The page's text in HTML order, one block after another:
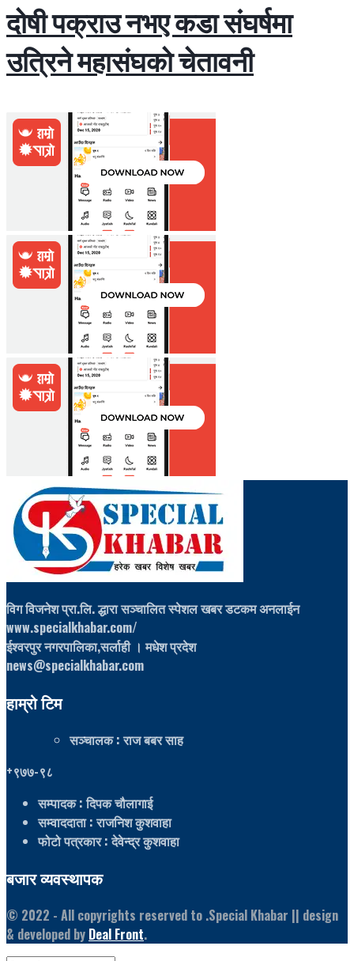
दोषी पक्राउ नभए कडा संघर्षमा
उत्रिने महासंघको चेतावनी
विग विजनेश प्रा.लि. द्धारा सञ्चालित स्पेशल खबर डटकम अनलाईन
www.specialkhabar.com/
ईश्‍वरपुर नगरपालिका,सर्लाही । मधेश प्रदेश
news@specialkhabar.com
हाम्रो टिम
सञ्चालक: राज बबर साह
+९७७-९८
सम्पादक: दिपक चौलागाई
सम्वाददाता: राजनिश कुशवाहा
फोटो पत्रकार: देवेन्द्र कुशवाहा
बजार व्यवस्थापक
© 2022 - All copyrights reserved to .Special Khabar || design
& developed by Deal Front.